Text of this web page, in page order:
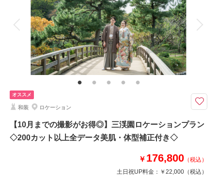
相談予約する
来店・オンライン
撮影日の空き
を確認する
着付け ヘアメイク 小物一式
アルバム データ 200 カット 台紙付写真
衣装追加 会食 挙式
家族と撮影 家族用衣装レンタル ペットと撮影
その他含むもの
ライブレタッチ (美肌・体型補正) / 新婦ヘアメイク (洋髪) / ドレス&タキシー
ド (スタンダード) / アクセサリー / 衣装補正 / ブーケ・ブートニア / ヘアメイ
クアテンド / 台紙付き写真1冊
横浜で最も有名なみなとみらいからベイブリッジまでの景色が一望できる大
桟橋！
サンセットと共に移り変わるみなとみらいの景色を楽しみましょう！
オススメ
和装 ロケーション
【10月までの撮影がお得◎】三渓園ロケーションプラン
◇200カット以上全データ美肌・体型補正付き◇
￥ 176,800 （税込）
土日祝UP料金： ￥22,000 （税込）